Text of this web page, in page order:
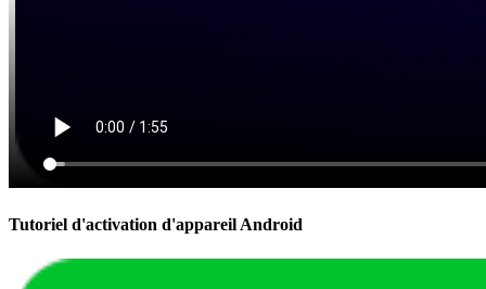
Tutoriel d'activation d'appareil Android